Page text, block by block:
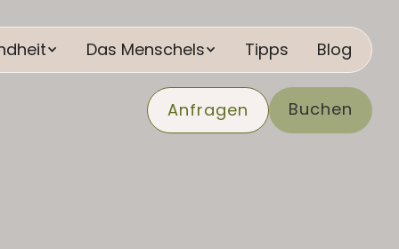
Das Menschels Tipps Blog
Anfragen Buchen